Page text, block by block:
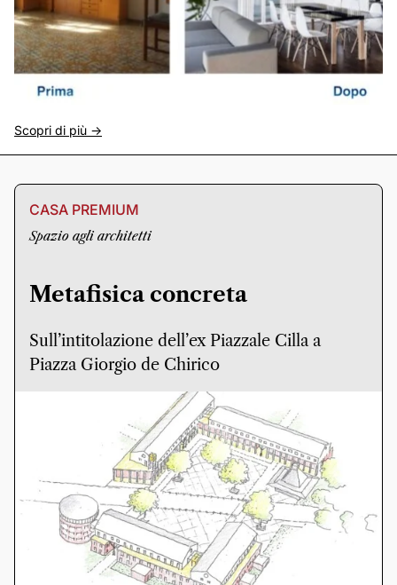
Scopri di più ->
CASA PREMIUM
Spazio agli architetti
Metafisica concreta
Sull’intitolazione dell’ex Piazzale Cilla a
Piazza Giorgio de Chirico